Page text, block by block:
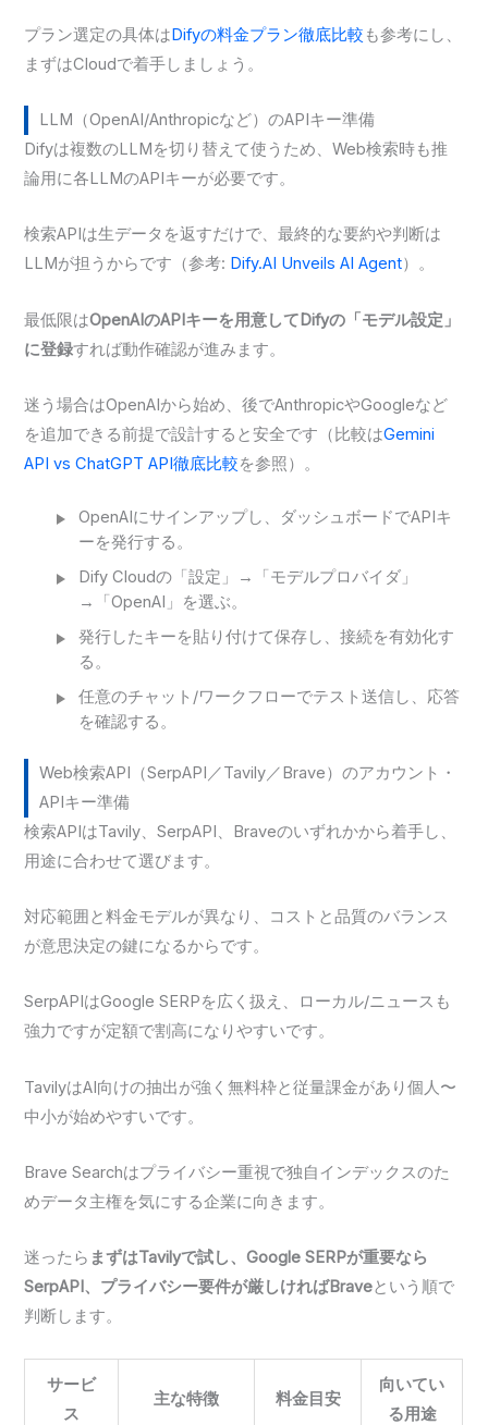
プラン選定の具体はDifyの料金プラン徹底比較 も参考にし、
まずはCloudで着手しましょう。
LLM（OpenAI/Anthropicなど）のAPIキー準備
Difyは複数のLLMを切り替えて使うため、Web検索時も推
論用に各LLMのAPIキーが必要です。
検索APIは生データを返すだけで、最終的な要約や判断は
LLMが担うからです（参考: Dify.AI Unveils AI Agent）。
最低限はOpenAIのAPIキーを用意してDifyの「モデル設定」
に登録すれば動作確認が進みます。
迷う場合はOpenAIから始め、後でAnthropicやGoogleなど
を追加できる前提で設計すると安全です（比較はGemini
API vs ChatGPT API徹底比較を参照）。
OpenAIにサインアップし、ダッシュボードでAPIキ
ーを発行する。
Dify Cloudの「設定」→「モデルプロバイダ」
→「OpenAI」を選ぶ。
発行したキーを貼り付けて保存し、接続を有効化す
る。
任意のチャット/ワークフローでテスト送信し、応答
を確認する。
Web検索API（SerpAPI／Tavily／Brave）のアカウント・
APIキー準備
検索APIはTavily、SerpAPI、Braveのいずれかから着手し、
用途に合わせて選びます。
対応範囲と料金モデルが異なり、コストと品質のバランス
が意思決定の鍵になるからです。
SerpAPIはGoogle SERPを広く扱え、ローカル/ニュースも
強力ですが定額で割高になりやすいです。
TavilyはAI向けの抽出が強く無料枠と従量課金があり個人〜
中小が始めやすいです。
Brave Searchはプライバシー重視で独自インデックスのた
めデータ主権を気にする企業に向きます。
迷ったら まずはTavilyで試し、Google SERPが重要なら
SerpAPI、プライバシー要件が厳しければBraveという順で
判断します。
サービ
ス
主な特徴 料金目安
向いてい
る用途